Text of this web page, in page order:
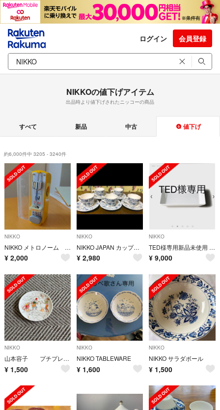
ログイン 会員登録
NIKKOの値下げアイテム
出品時より値下げされたニッコーの商品
すべて 新品 中古 値下げ
約6,000件中 3205 - 3240件
NIKKO
NIKKO メトロノーム Hi-Mini
¥ 2,000
NIKKO
NIKKO JAPAN カップ&ソーサー 消毒済
¥ 2,980
NIKKO
TED様専用新品未使用 NIKKO エクスクイジット22.5cm角皿 6枚
¥ 9,000
NIKKO
山本容子 プチプレート
¥ 1,500
NIKKO
NIKKO TABLEWARE
¥ 1,600
NIKKO
NIKKO サラダボール
¥ 1,500